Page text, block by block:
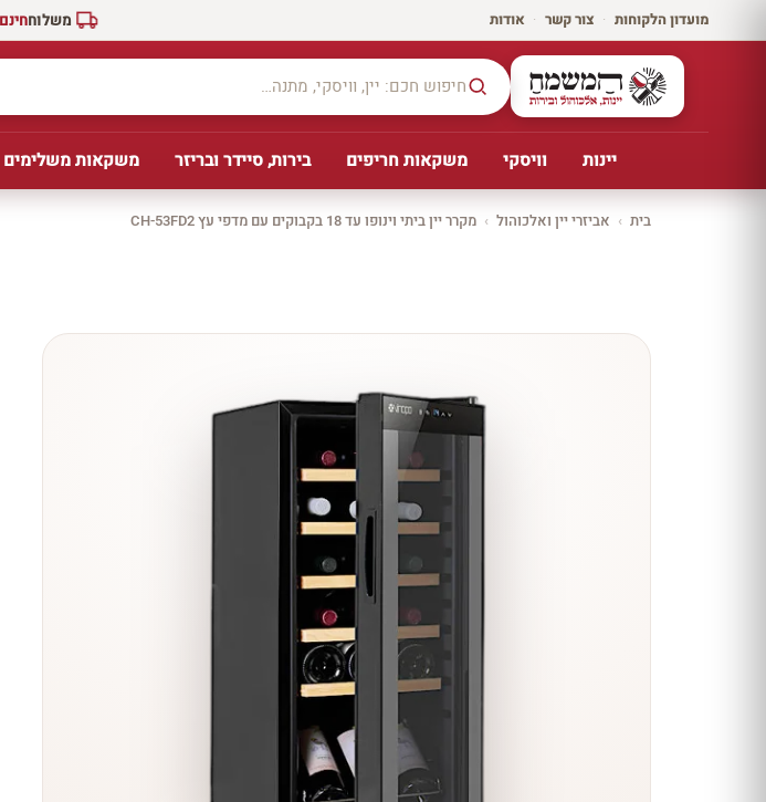
מועדון הלקוחות · צור קשר · אודות משלוחחינם
יינות וויסקי משקאות חריפים בירות, סיידר ובריזר משקאות משלימים
בית › אביזרי יין ואלכוהול › מקרר יין ביתי וינופו עד 18 בקבוקים עם מדפי עץ CH-53FD2
כל
לכל יינות יקב ירושלים ←